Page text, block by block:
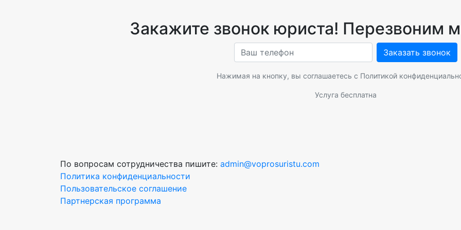
Закажите звонок юриста! Перезвоним
Заказать звонок
Нажимая на кнопку, вы соглашаетесь с Политикой
Услуга бесплатна
По вопросам сотрудничества пишите: admin@voprosuristu.com
Политика конфиденциальности
Пользовательское соглашение
Партнерская программа